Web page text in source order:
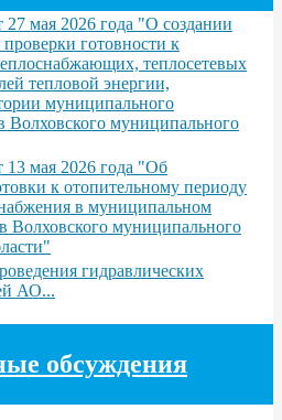
мая 2026 года "О создании
готовности к
теплосетевых
тепловой энергии,
муниципального
Волховского муниципального
мая 2026 года "Об
к отопительному периоду
в муниципальном
Волховского муниципального
гидравлических
АО...
обсуждения